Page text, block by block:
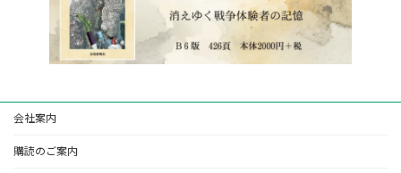
会社案内
購読のご案内